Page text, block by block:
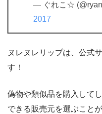
— ぐれこ☆
2017
ヌレヌレリップは、公式
す！
偽物や類似品を購入して
できる販売元を選ぶこと